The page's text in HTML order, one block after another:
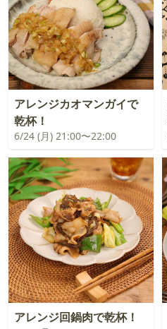
アレンジカオマンガイで
乾杯！
6/24 (月) 21:00〜22:00
アレンジ回鍋肉で乾杯！